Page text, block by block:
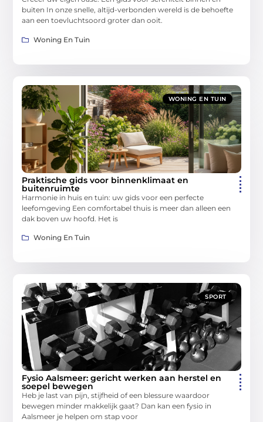
buiten In onze snelle, altijd-verbonden wereld is de behoefte
aan een toevluchtsoord groter dan ooit.
Woning En Tuin
WONING EN TUIN
Praktische gids voor binnenklimaat en
buitenruimte
Harmonie in huis en tuin: uw gids voor een perfecte
leefomgeving Een comfortabel thuis is meer dan alleen een
dak boven uw hoofd. Het is
Woning En Tuin
SPORT
Fysio Aalsmeer: gericht werken aan herstel en
soepel bewegen
Heb je last van pijn, stijfheid of een blessure waardoor
bewegen minder makkelijk gaat? Dan kan een fysio in
Aalsmeer je helpen om stap voor